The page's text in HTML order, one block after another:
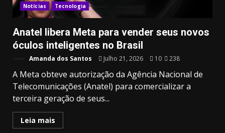
Notícias Tecnologia
Anatel libera Meta para vender seus novos
óculos inteligentes no Brasil
Amanda dos Santos Julho 21, 2026 10 238
A Meta obteve autorização da Agência Nacional de
Telecomunicações (Anatel) para comercializar a
terceira geração de seus...
Leia mais